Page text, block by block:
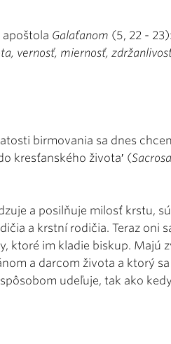
apoštola Galaťanom (5, 22 - 23):
vernosť, miernosť,
birmovania sa dnes
kresťanského života′ (
a posilňuje milosť krstu,
a krstní rodičia. Teraz oni
ktoré im kladie biskup. Majú
a darcom života a ktorý
udeľuje, tak ako